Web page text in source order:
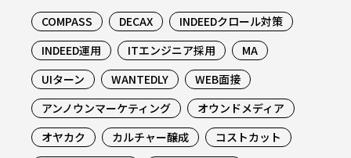
COMPASS DECAX
INDEEDクロール対策
INDEED運用
ITエンジニア採用
MA
UIターン
WANTEDLY
WEB面接
アンノウンマーケティング
オウンドメディア
オヤカク
カルチャー醸成
コストカット